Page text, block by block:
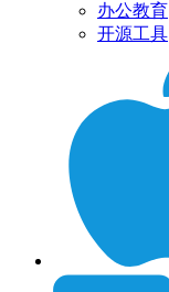
办公教育
开源工具